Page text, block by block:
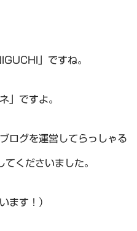
」ですね。
」ですよ。
ログを運営してらっしゃる
くださいました。
ます！）